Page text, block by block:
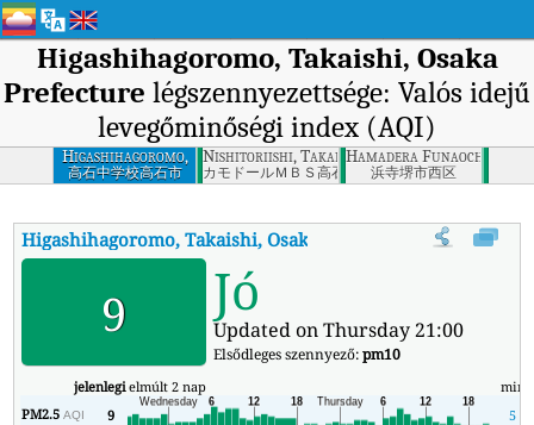
Higashihagoromo, Takaishi, Osaka
Prefecture légszennyezettsége: Valós idejű
levegőminőségi index (AQI)
Higashihagoromo,
Takaishi, Osaka
Prefecture
高石中学校高石市
Nishitoriishi, Takaishi, Osaka Prefecture
カモドールＭＢＳ高石市
Hamadera
浜寺堺市西区
Higashihagoromo, Takaishi, Osaka Prefecture AQI:
9 Jó
Updated on Thursday 21:00
Elsődleges szennyező:pm10
jelenlegielmúlt 2 nap min
PM2.5AQI 9
5